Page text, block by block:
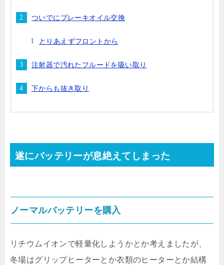
ついでにブレーキオイル交換
とりあえずフロントから
注射器で汚れたフルードを吸い取り
下からも抜き取り
遂にバッテリーが息絶えてしまった
ノーマルバッテリーを購入
リチウムイオンで軽量化しようかとか考えましたが、
冬場はグリップヒーターとか衣類のヒーターとか結構